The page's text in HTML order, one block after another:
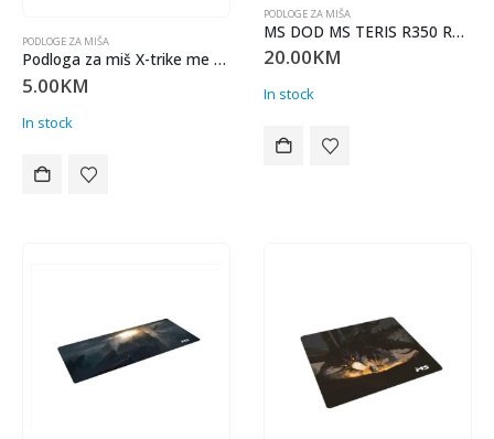
PODLOGE ZA MIŠA
Podloga za miš X-trike me MP-005 gaming
5.00KM
In stock
PODLOGE ZA MIŠA
MS DOD MS TERIS R350 RGB gaming podloga
20.00KM
In stock